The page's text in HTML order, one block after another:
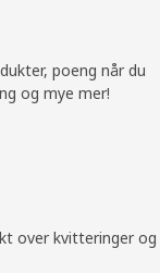
poeng når du
og mye mer!
over kvitteringer og